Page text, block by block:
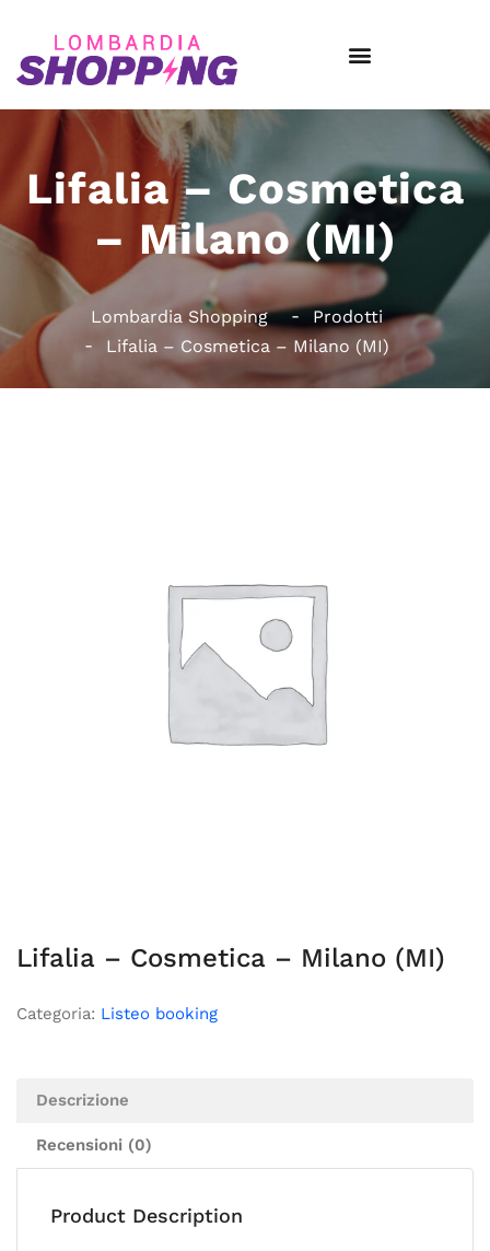
Lifalia – Cosmetica
– Milano (MI)
Lombardia Shopping
Prodotti
Lifalia – Cosmetica – Milano (MI)
Lifalia – Cosmetica – Milano (MI)
Categoria: Listeo booking
Descrizione
Recensioni (0)
Product Description